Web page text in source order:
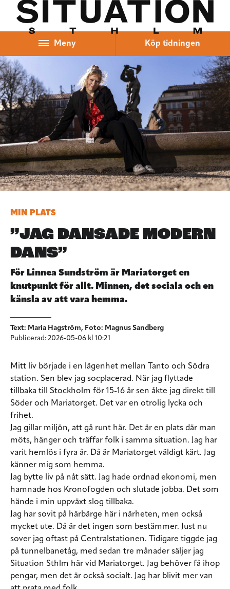
Hoppa till innehåll
Meny Köp tidningen
MIN PLATS
”JAG DANSADE MODERN
DANS”
För Linnea Sundström är Mariatorget en
knutpunkt för allt. Minnen, det sociala och en
känsla av att vara hemma.
Text: Maria Hagström, Foto: Magnus Sandberg
Publicerad: 2026-05-06 kl 10:21
Mitt liv började i en lägenhet mellan Tanto och Södra
station. Sen blev jag socplacerad. När jag flyttade
tillbaka till Stockholm för 15-16 år sen åkte jag direkt till
Söder och Mariatorget. Det var en otrolig lycka och
frihet.
Jag gillar miljön, att gå runt här. Det är en plats där man
möts, hänger och träffar folk i samma situation. Jag har
varit hemlös i fyra år. Då är Mariatorget väldigt kärt. Jag
känner mig som hemma.
Jag bytte liv på nåt sätt. Jag hade ordnad ekonomi, men
hamnade hos Kronofogden och slutade jobba. Det som
hände i min uppväxt slog tillbaka.
Jag har sovit på härbärge här i närheten, men också
mycket ute. Då är det ingen som bestämmer. Just nu
sover jag oftast på Centralstationen. Tidigare tiggde jag
på tunnelbanetåg, med sedan tre månader säljer jag
Situation Sthlm här vid Mariatorget. Jag behöver få ihop
pengar, men det är också socialt. Jag har blivit mer van